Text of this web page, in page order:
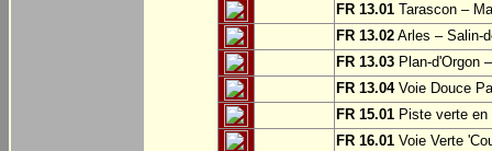
FR 13.01 Tarascon –
FR 13.02 Arles – Salin-
FR 13.03 Plan-d'Orgon
FR 13.04Voie Douce
FR 15.01 Piste verte
FR 16.01 Voie Verte